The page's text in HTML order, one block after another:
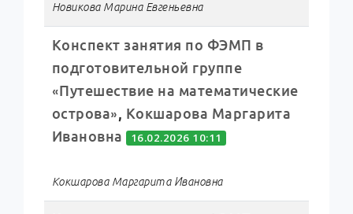
Новикова Марина Евгеньевна
Конспект занятия по ФЭМП в
подготовительной группе
«Путешествие на математические
острова», Кокшарова Маргарита
Ивановна
16.02.2026 10:11
Кокшарова Маргарита Ивановна